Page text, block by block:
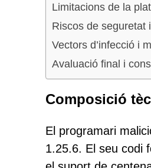
Limitacions de la
Riscos de seguretat
Vectors d’infecció i
Avaluació final i
Composició
El programari
1.25.6. El seu codi